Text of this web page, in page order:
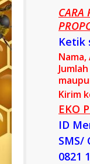
CARA
Ketik
Kirim
EKO
ID
SMS/
0821